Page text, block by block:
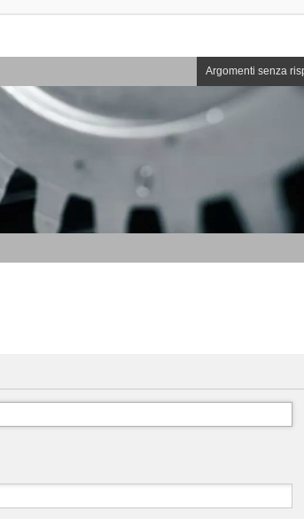
Argomenti senza